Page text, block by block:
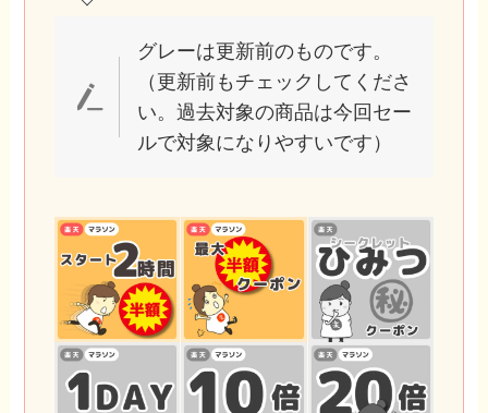
グレーは更新前のものです。
（更新前もチェックしてくださ
い。過去対象の商品は今回セー
ルで対象になりやすいです）